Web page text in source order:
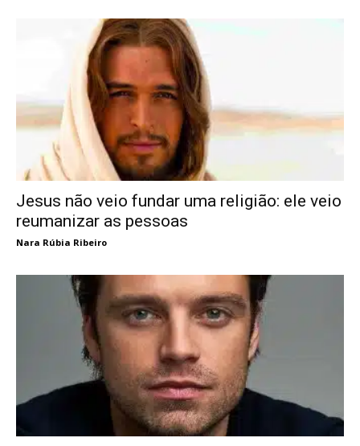
Jesus não veio fundar uma religião: ele veio
reumanizar as pessoas
Nara Rúbia Ribeiro